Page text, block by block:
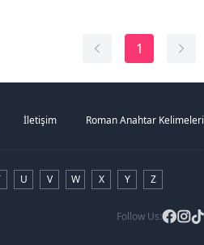
1
İletişim Roman Anahtar Kelimeleri
U V W X Y Z
Follow Us: